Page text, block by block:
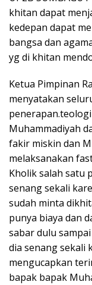
khitan dapat
kedepan dapat
bangsa dan
yg di khitan
Ketua Pimpinan
menyatakan
Muhammadiyah
fakir miskin dan
melaksanakan
Kholik salah satu
senang sekali
sudah minta
punya biaya dan
sabar dulu
dia senang sekali
mengucapkan
bapak bapak